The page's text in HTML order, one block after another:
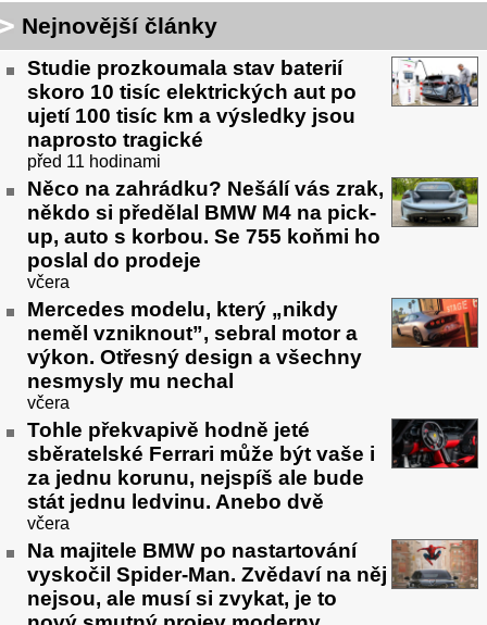
Nejnovější články
Studie prozkoumala stav baterií
skoro 10 tisíc elektrických aut po
ujetí 100 tisíc km a výsledky jsou
naprosto tragické
před 11 hodinami
Něco na zahrádku? Nešálí vás zrak,
někdo si předělal BMW M4 na pick-
up, auto s korbou. Se 755 koňmi ho
poslal do prodeje
včera
Mercedes modelu, který „nikdy
neměl vzniknout”, sebral motor a
výkon. Otřesný design a všechny
nesmysly mu nechal
včera
Tohle překvapivě hodně jeté
sběratelské Ferrari může být vaše i
za jednu korunu, nejspíš ale bude
stát jednu ledvinu. Anebo dvě
včera
Na majitele BMW po nastartování
vyskočil Spider-Man. Zvědaví na něj
nejsou, ale musí si zvykat, je to